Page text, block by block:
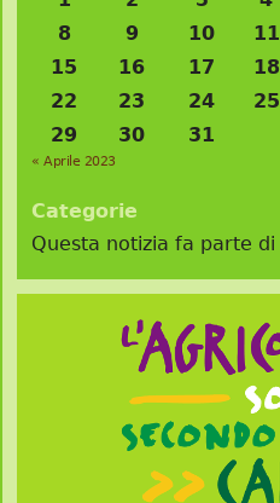
8
9 10 11
15
16 17 18
22
23 24 25
29
30 31
« Aprile 2023
Categorie
Questa notizia fa parte